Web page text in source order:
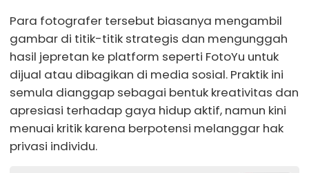
Para fotografer tersebut biasanya mengambil
gambar di titik-titik strategis dan mengunggah
hasil jepretan ke platform seperti FotoYu untuk
dijual atau dibagikan di media sosial. Praktik ini
semula dianggap sebagai bentuk kreativitas dan
apresiasi terhadap gaya hidup aktif, namun kini
menuai kritik karena berpotensi melanggar hak
privasi individu.